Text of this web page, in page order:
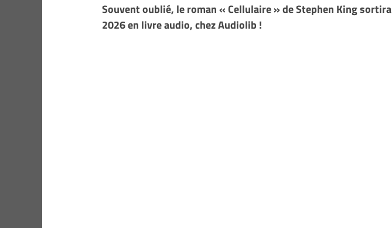
Souvent oublié, le roman « Cellulaire » de Stephen King sortira
2026 en livre audio, chez Audiolib !